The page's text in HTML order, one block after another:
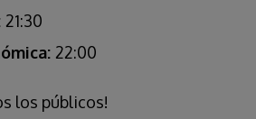
21:30
22:00
los públicos!